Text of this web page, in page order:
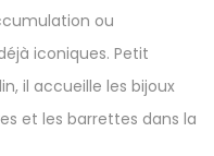
ou
iconiques. Petit
il accueille les bijoux
et les barrettes dans la